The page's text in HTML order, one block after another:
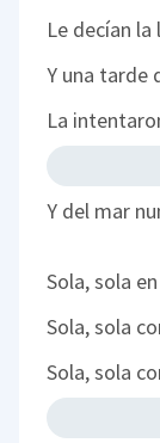
Le decían la
Y una tarde
La
Y del mar
Sola, sola
Sola, sola
Sola, sola